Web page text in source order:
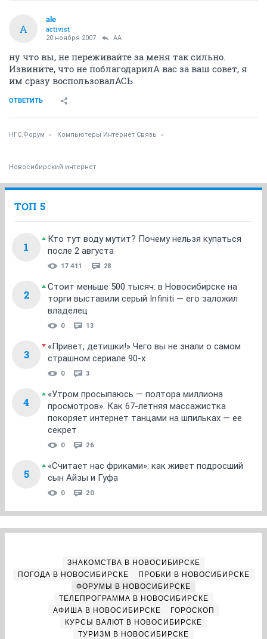
A
ale
activist
20 ноября 2007 AA
ну что вы, не переживайте за меня так сильно.
Извините, что не поблагодарилА вас за ваш совет, я
им сразу воспользовалАСЬ.
ОТВЕТИТЬ
НГС.Форум Компьютеры Интернет Связь
Новосибирский интернет
ТОП 5
1
Кто тут воду мутит? Почему нельзя купаться
после 2 августа
17 411 28
2
Стоит меньше 500 тысяч: в Новосибирске на
торги выставили серый Infiniti — его заложил
владелец
0 13
3
«Привет, детишки!» Чего вы не знали о самом
страшном сериале 90-х
0 3
4
«Утром просыпаюсь — полтора миллиона
просмотров». Как 67-летняя массажистка
покоряет интернет танцами на шпильках — ее
секрет
0 26
5
«Считает нас фриками»: как живет подросший
сын Айзы и Гуфа
0 20
ЗНАКОМСТВА В НОВОСИБИРСКЕ
ПОГОДА В НОВОСИБИРСКЕ
ПРОБКИ В НОВОСИБИРСКЕ
ФОРУМЫ В НОВОСИБИРСКЕ
ТЕЛЕПРОГРАММА В НОВОСИБИРСКЕ
АФИША В НОВОСИБИРСКЕ
ГОРОСКОП
КУРСЫ ВАЛЮТ В НОВОСИБИРСКЕ
ТУРИЗМ В НОВОСИБИРСКЕ